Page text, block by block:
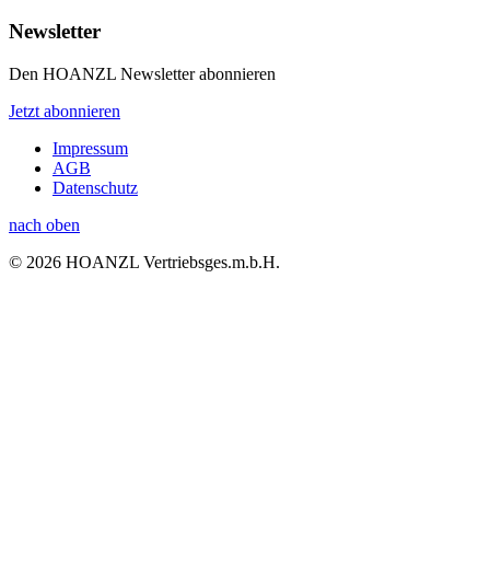
Newsletter
Den HOANZL Newsletter abonnieren
Jetzt abonnieren
Impressum
AGB
Datenschutz
nach oben
© 2026 HOANZL Vertriebsges.m.b.H.